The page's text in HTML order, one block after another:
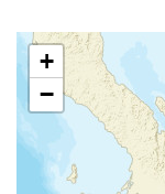
+
−